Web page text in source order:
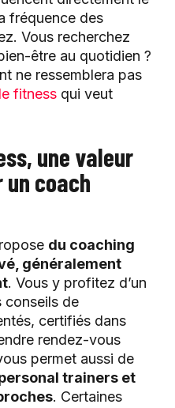
fréquence des
Vous recherchez
être au quotidien ?
ne ressemblera pas
fitness qui veut
une valeur
coach
du coaching
généralement
. Vous y profitez d’un
conseils de
certifiés dans
rendez-vous
permet aussi de
trainers et
. Certaines